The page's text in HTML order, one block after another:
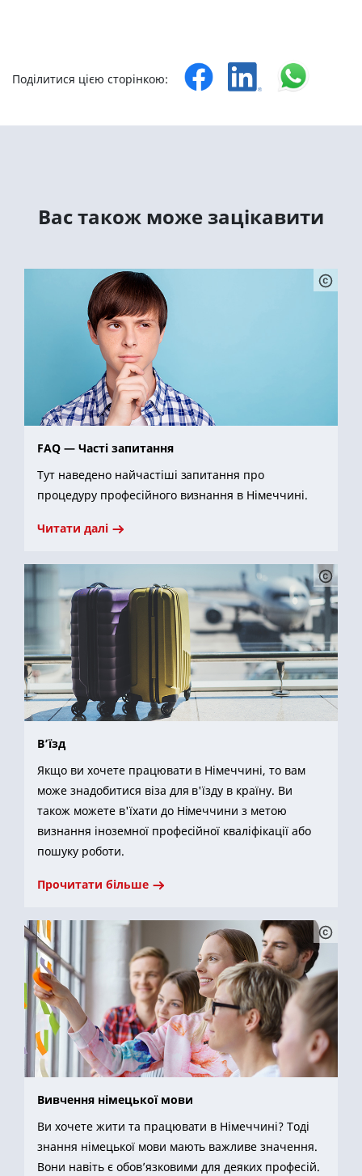
Поділитися цією сторінкою:
Вас також може зацікавити
FAQ — Часті запитання
Тут наведено найчастіші запитання про
процедуру професійного визнання в Німеччині.
Читати далі
В’їзд
Якщо ви хочете працювати в Німеччині, то вам
може знадобитися віза для в'їзду в країну. Ви
також можете в'їхати до Німеччини з метою
визнання іноземної професійної кваліфікації або
пошуку роботи.
Прочитати більше
Вивчення німецької мови
Ви хочете жити та працювати в Німеччині? Тоді
знання німецької мови мають важливе значення.
Вони навіть є обов’язковими для деяких професій.